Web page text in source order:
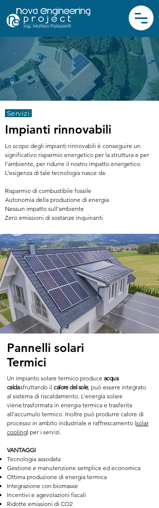
Servizi
Impianti rinnovabili
Lo scopo degli impianti rinnovabili è conseguire un
significativo risparmio energetico per la struttura e per
l'ambiente, per ridurre il nostro impatto energetico.
L’esigenza di tale tecnologia nasce da:
Risparmio di combustibile fossile
Autonomia della produzione di energia
Nessun impatto sull’ambiente
Zero emissioni di sostanze inquinanti
Pannelli solari
Termici
Un impianto solare termico produce acqua
caldasfruttando ilcalore del sole, può essere integrato
al sistema di riscaldamento. L’energia solare
viene trasformata in energia termica e trasferita
all’accumulo termico. Inoltre può produrre calore di
processo in ambito industriale e raffrescamento (solar
cooling) per i servizi.
VANTAGGI
Tecnologia assodata
Gestione e manutenzione semplice ed economica
Ottima produzione di energia termica
Integrazione con biomasse
Incentivi e agevolazioni fiscali
Ridotte emissioni di CO2